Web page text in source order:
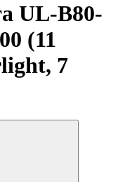
UL-B80-
(11
7